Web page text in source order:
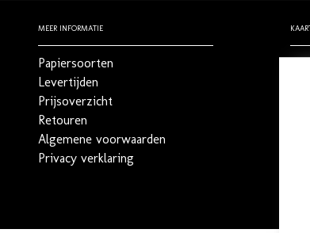
MEER INFORMATIE
Papiersoorten
Levertijden
Prijsoverzicht
Retouren
Algemene voorwaarden
Privacy verklaring